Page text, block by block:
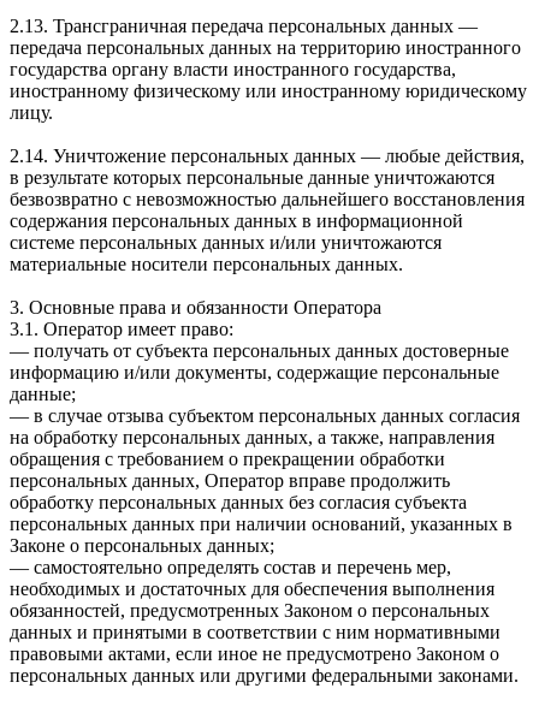
2.13. Трансграничная передача персональных данных —
передача персональных данных на территорию иностранного
государства органу власти иностранного государства,
иностранному физическому или иностранному юридическому
лицу.
2.14. Уничтожение персональных данных — любые действия,
в результате которых персональные данные уничтожаются
безвозвратно с невозможностью дальнейшего восстановления
содержания персональных данных в информационной
системе персональных данных и/или уничтожаются
материальные носители персональных данных.
3. Основные права и обязанности Оператора
3.1. Оператор имеет право:
— получать от субъекта персональных данных достоверные
информацию и/или документы, содержащие персональные
данные;
— в случае отзыва субъектом персональных данных согласия
на обработку персональных данных, а также, направления
обращения с требованием о прекращении обработки
персональных данных, Оператор вправе продолжить
обработку персональных данных без согласия субъекта
персональных данных при наличии оснований, указанных в
Законе о персональных данных;
— самостоятельно определять состав и перечень мер,
необходимых и достаточных для обеспечения выполнения
обязанностей, предусмотренных Законом о персональных
данных и принятыми в соответствии с ним нормативными
правовыми актами, если иное не предусмотрено Законом о
персональных данных или другими федеральными законами.